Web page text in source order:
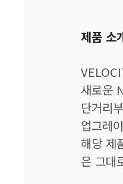
제품 소
새로운
단거리
업그레
해당 제
은 그대